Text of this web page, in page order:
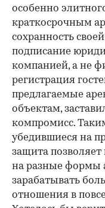
особенно
краткосрочным
сохранность
подписание
компанией, а не
регистрация
предлагаемые
объектам,
компромисс.
убедившиеся на
защита
на разные формы
зарабатывать
отношения в